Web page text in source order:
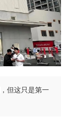
但这只是第一